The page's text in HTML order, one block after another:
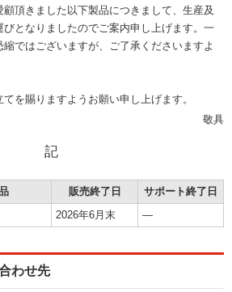
頂きました以下製品につきまして、生産及
となりましたのでご案内申し上げます。一
ではございますが、ご了承くださいますよ
を賜りますようお願い申し上げます。
敬具
記
販売終了日
サポート終了日
2026年6月末 ―
わせ先